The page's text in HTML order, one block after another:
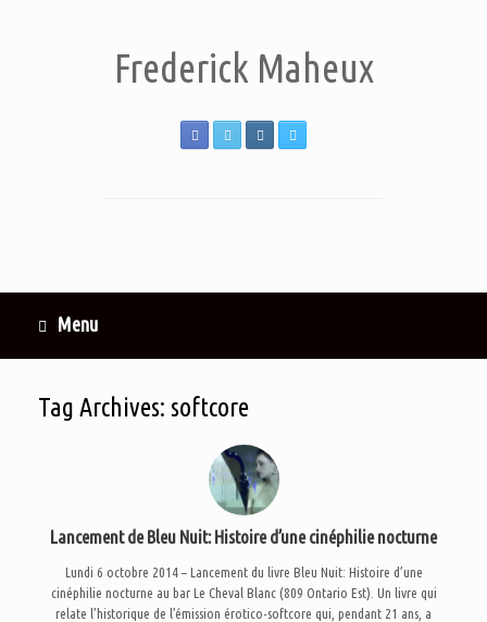
Frederick Maheux
Menu
Tag Archives: softcore
Lancement de Bleu Nuit: Histoire d’une cinéphilie nocturne
Lundi 6 octobre 2014 – Lancement du livre Bleu Nuit: Histoire d’une
cinéphilie nocturne au bar Le Cheval Blanc (809 Ontario Est). Un livre qui
relate l’historique de l’émission érotico-softcore qui, pendant 21 ans, a